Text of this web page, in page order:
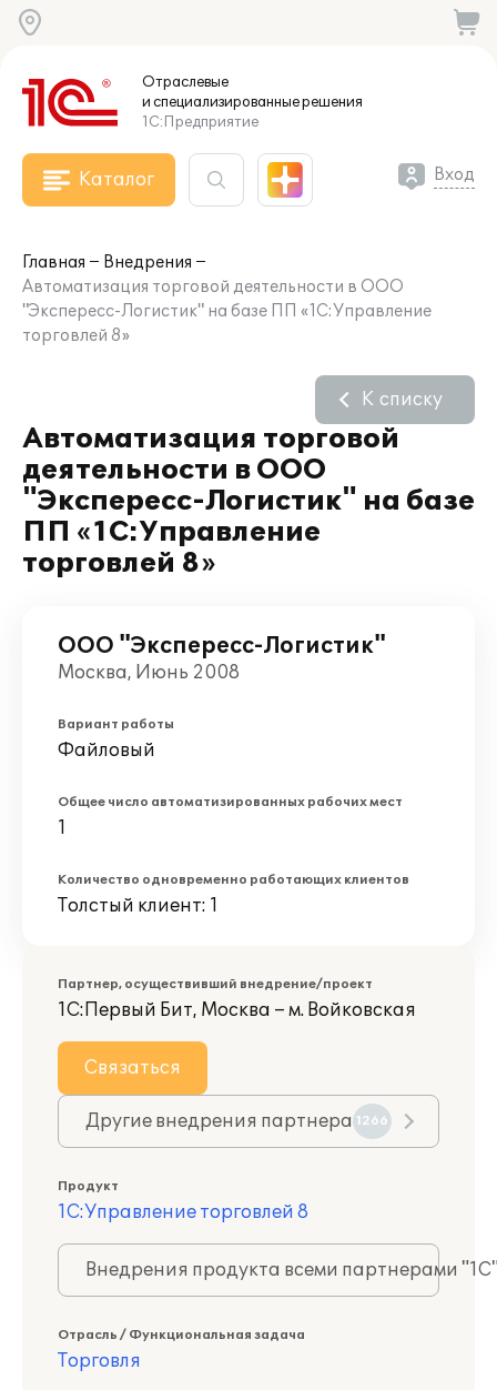
Отраслевые
и специализированныерешения
1С:Предприятие
Каталог Вход
Главная
Внедрения
Автоматизация торговой деятельности в ООО
"Экспересс-Логистик" на базе ПП «1С:Управление
торговлей 8»
Автоматизация торговой
деятельности в ООО
"Экспересс-Логистик" на базе
ПП «1С:Управление
торговлей 8»
К списку
ООО "Экспересс-Логистик"
Москва, Июнь 2008
Вариант работы
Файловый
Общее число автоматизированных рабочих мест
1
Количество одновременно работающих клиентов
Толстый клиент: 1
Партнер, осуществивший внедрение/проект
1С:Первый Бит, Москва – м. Войковская
Связаться
Другие внедрения партнера 1266
Продукт
1С:Управление торговлей 8
Внедрения продукта всеми партнерами
Отрасль / Функциональная задача
Торговля